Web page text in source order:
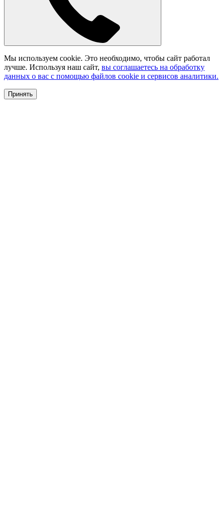
Мы используем cookie. Это необходимо, чтобы сайт работал
лучше. Используя наш сайт, вы соглашаетесь на обработку
данных о вас с помощью файлов cookie и сервисов аналитики.
Принять